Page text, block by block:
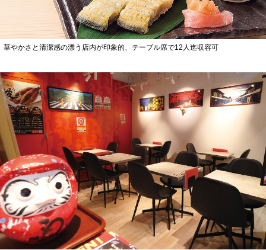
華やかさと清潔感の漂う店内が印象的、テーブル席で12人迄収容可